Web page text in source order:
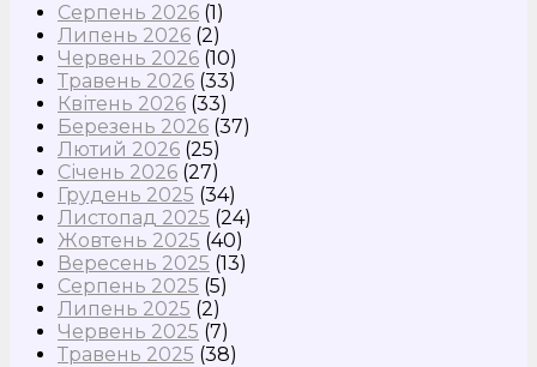
Серпень 2026 (1)
Липень 2026 (2)
Червень 2026 (10)
Травень 2026 (33)
Квітень 2026 (33)
Березень 2026 (37)
Лютий 2026 (25)
Січень 2026 (27)
Грудень 2025 (34)
Листопад 2025 (24)
Жовтень 2025 (40)
Вересень 2025 (13)
Серпень 2025 (5)
Липень 2025 (2)
Червень 2025 (7)
Травень 2025 (38)